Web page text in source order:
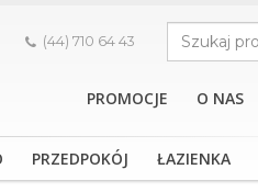
(44) 710 64 43
PROMOCJE O NAS
PRZEDPOKÓJ ŁAZIENKA